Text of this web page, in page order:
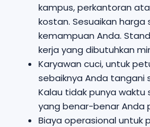
kampus, perkantoran
kostan. Sesuaikan harga
kemampuan Anda.
kerja yang dibutuhkan
Karyawan cuci, untuk
sebaiknya Anda tangani
Kalau tidak punya waktu
yang benar-benar Anda
Biaya operasional untuk